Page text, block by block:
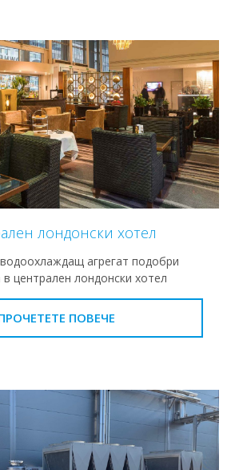
лондонски хотел
агрегат подобри
централен лондонски хотел
ПОВЕЧЕ